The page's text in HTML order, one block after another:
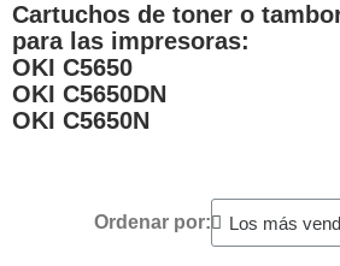
Cartuchos de toner o
para las impresoras:
OKI C5650
OKI C5650DN
OKI C5650N
Ordenar por: